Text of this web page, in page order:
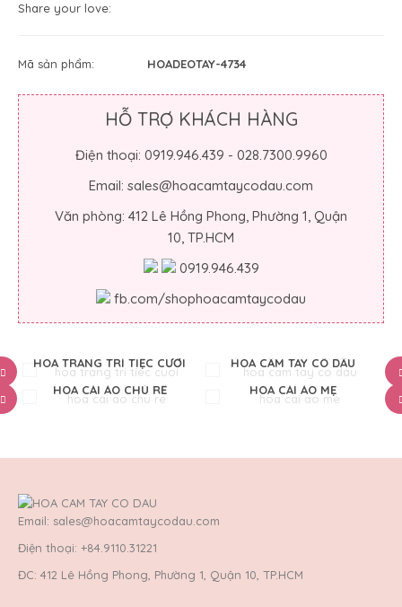
Share your love:
Mã sản phẩm: HOADEOTAY-4734
HỖ TRỢ KHÁCH HÀNG
Điện thoại: 0919.946.439 - 028.7300.9960
Email: sales@hoacamtaycodau.com
Văn phòng: 412 Lê Hồng Phong, Phường 1, Quận
10, TP.HCM
0919.946.439
fb.com/shophoacamtaycodau
HOA TRANG TRÍ TIỆC CƯỚI
HOA CẦM TAY CÔ DÂU
HOA CÀI ÁO CHÚ RỂ
HOA CÀI ÁO MẸ
Email: sales@hoacamtaycodau.com
Điện thoại: +84.9110.31221
ĐC: 412 Lê Hồng Phong, Phường 1, Quận 10, TP.HCM